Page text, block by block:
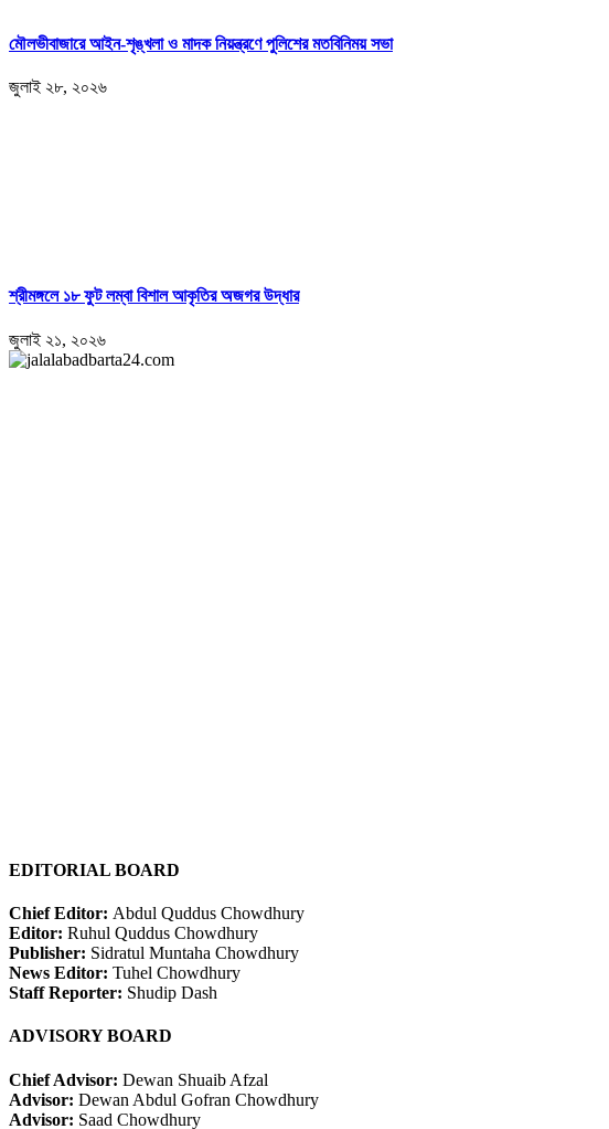
মৌলভীবাজারে আইন-শৃঙ্খলা ও মাদক নিয়ন্ত্রণে পুলিশের মতবিনিময় সভা
জুলাই ২৮, ২০২৬
শ্রীমঙ্গলে ১৮ ফুট লম্বা বিশাল আকৃতির অজগর উদ্ধার
জুলাই ২১, ২০২৬
EDITORIAL BOARD
Chief Editor: Abdul Quddus Chowdhury
Editor: Ruhul Quddus Chowdhury
Publisher: Sidratul Muntaha Chowdhury
News Editor: Tuhel Chowdhury
Staff Reporter: Shudip Dash
ADVISORY BOARD
Chief Advisor: Dewan Shuaib Afzal
Advisor: Dewan Abdul Gofran Chowdhury
Advisor: Saad Chowdhury